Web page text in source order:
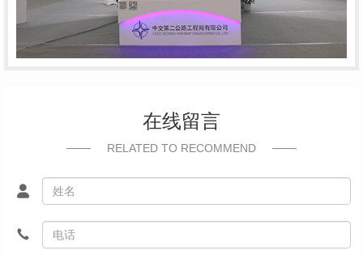
在线留言
RELATED TO RECOMMEND